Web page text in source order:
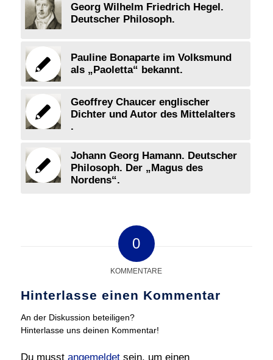
Georg Wilhelm Friedrich Hegel.
Deutscher Philosoph.
Pauline Bonaparte im Volksmund
als „Paoletta“ bekannt.
Geoffrey Chaucer englischer
Dichter und Autor des Mittelalters
.
Johann Georg Hamann. Deutscher
Philosoph. Der „Magus des
Nordens“.
0
KOMMENTARE
Hinterlasse einen Kommentar
An der Diskussion beteiligen?
Hinterlasse uns deinen Kommentar!
Du musst angemeldetsein, um einen